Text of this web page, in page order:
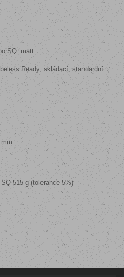
SQ matt
Ready, skládací, standardní
mm
515 g (tolerance 5%)